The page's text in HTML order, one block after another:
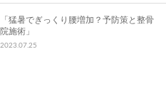
「猛暑でぎっくり腰増加？予防策と整骨
院施術」
2023.07.25